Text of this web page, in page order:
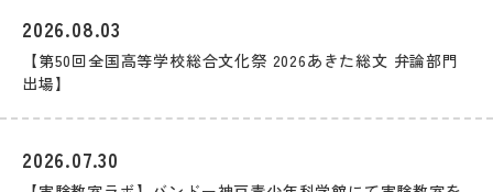
2026.08.03
【第50回全国高等学校総合文化祭 2026あきた総文 弁論部門
出場】
2026.07.30